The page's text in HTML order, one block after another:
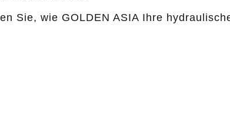
Sie, wie GOLDEN ASIA Ihre